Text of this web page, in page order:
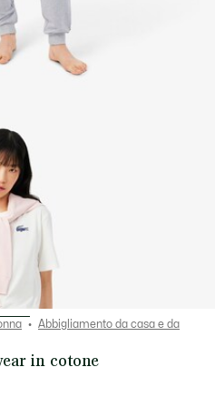
Abbigliamento da casa e da
in cotone